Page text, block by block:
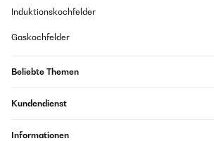
Induktionskochfelder
Gaskochfelder
Beliebte Themen
Kundendienst
Informationen